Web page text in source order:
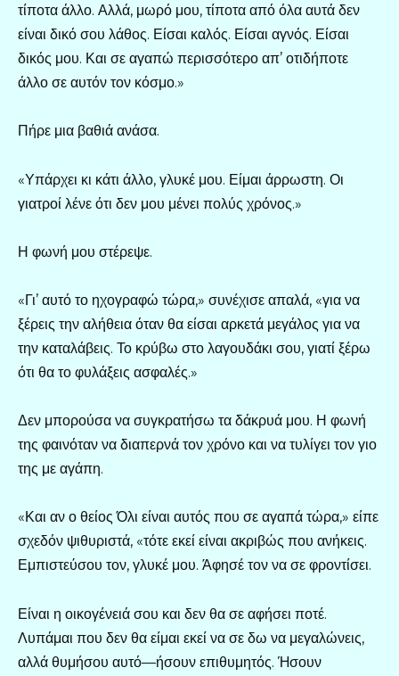
τίποτα άλλο. Αλλά, μωρό μου, τίποτα από όλα αυτά δεν
είναι δικό σου λάθος. Είσαι καλός. Είσαι αγνός. Είσαι
δικός μου. Και σε αγαπώ περισσότερο απ’ οτιδήποτε
άλλο σε αυτόν τον κόσμο.»
Πήρε μια βαθιά ανάσα.
«Υπάρχει κι κάτι άλλο, γλυκέ μου. Είμαι άρρωστη. Οι
γιατροί λένε ότι δεν μου μένει πολύς χρόνος.»
Η φωνή μου στέρεψε.
«Γι’ αυτό το ηχογραφώ τώρα,» συνέχισε απαλά, «για να
ξέρεις την αλήθεια όταν θα είσαι αρκετά μεγάλος για να
την καταλάβεις. Το κρύβω στο λαγουδάκι σου, γιατί ξέρω
ότι θα το φυλάξεις ασφαλές.»
Δεν μπορούσα να συγκρατήσω τα δάκρυά μου. Η φωνή
της φαινόταν να διαπερνά τον χρόνο και να τυλίγει τον γιο
της με αγάπη.
«Και αν ο θείος Όλι είναι αυτός που σε αγαπά τώρα,» είπε
σχεδόν ψιθυριστά, «τότε εκεί είναι ακριβώς που ανήκεις.
Εμπιστεύσου τον, γλυκέ μου. Άφησέ τον να σε φροντίσει.
Είναι η οικογένειά σου και δεν θα σε αφήσει ποτέ.
Λυπάμαι που δεν θα είμαι εκεί να σε δω να μεγαλώνεις,
αλλά θυμήσου αυτό—ήσουν επιθυμητός. Ήσουν